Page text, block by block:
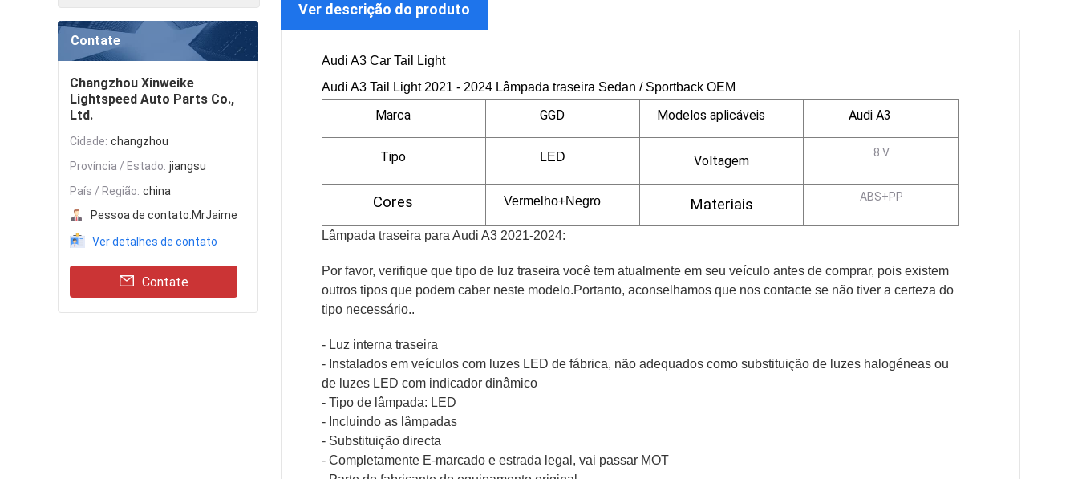
Contate
Changzhou Xinweike
Lightspeed Auto Parts Co.,
Ltd.
Cidade: changzhou
Província / Estado: jiangsu
País / Região: china
Pessoa de contato:MrJaime
Ver detalhes de contato
Contate
Ver descrição do produto
Audi A3 Car Tail Light
Audi A3 Tail Light 2021 - 2024 Lâmpada traseira Sedan / Sportback OEM
Marca GGD Modelos aplicáveis Audi A3
Tipo LED Voltagem
8 V
Cores Vermelho+Negro Materiais ABS+PP
Lâmpada traseira para Audi A3 2021-2024:
Por favor, verifique que tipo de luz traseira você tem atualmente em seu veículo antes de comprar, pois existem
outros tipos que podem caber neste modelo.Portanto, aconselhamos que nos contacte se não tiver a certeza do
tipo necessário..
- Luz interna traseira
- Instalados em veículos com luzes LED de fábrica, não adequados como substituição de luzes halogéneas ou
de luzes LED com indicador dinâmico
- Tipo de lâmpada: LED
- Incluindo as lâmpadas
- Substituição directa
- Completamente E-marcado e estrada legal, vai passar MOT